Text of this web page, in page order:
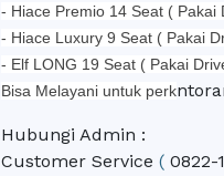
- Hiace Premio 14 Seat ( Pakai
- Hiace Luxury 9 Seat ( Pakai
- Elf LONG 19 Seat ( Pakai
Bisa Melayani untuk perk
Hubungi Admin :
Customer Service(0822-